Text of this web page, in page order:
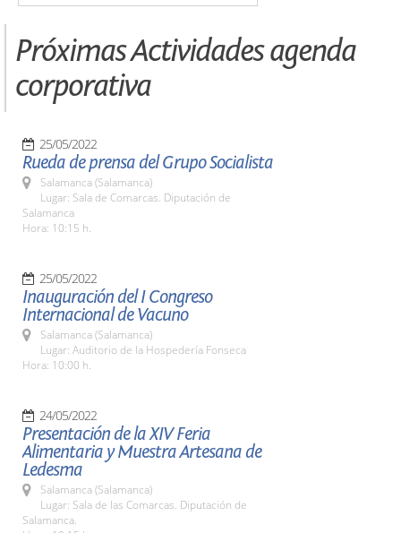
Próximas Actividades agenda
corporativa
25/05/2022
Rueda de prensa del Grupo Socialista
Salamanca (Salamanca)
Lugar: Sala de Comarcas. Diputación de
Salamanca
Hora: 10:15 h.
25/05/2022
Inauguración del I Congreso
Internacional de Vacuno
Salamanca (Salamanca)
Lugar: Auditorio de la Hospedería Fonseca
Hora: 10:00 h.
24/05/2022
Presentación de la XIV Feria
Alimentaria y Muestra Artesana de
Ledesma
Salamanca (Salamanca)
Lugar: Sala de las Comarcas. Diputación de
Salamanca.